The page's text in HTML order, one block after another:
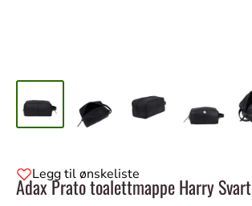
Legg til ønskeliste
Adax Prato toalettmappe Harry Svart